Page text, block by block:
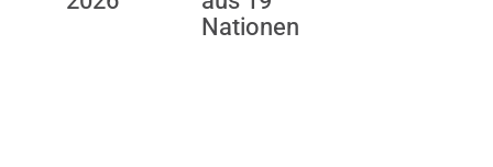
Nationen